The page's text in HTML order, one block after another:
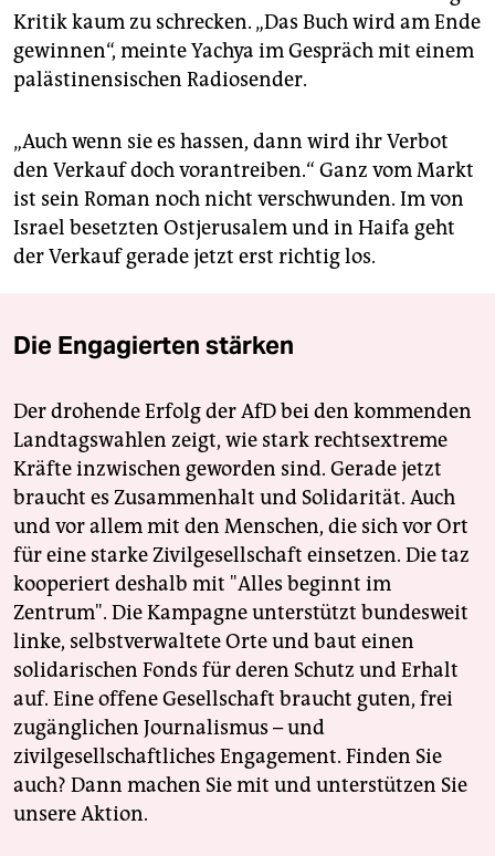
Kritik kaum zu schrecken. „Das Buch wird am Ende
gewinnen“, meinte Yachya im Gespräch mit einem
palästinensischen Radiosender.
„Auch wenn sie es hassen, dann wird ihr Verbot
den Verkauf doch vorantreiben.“ Ganz vom Markt
ist sein Roman noch nicht verschwunden. Im von
Israel besetzten Ostjerusalem und in Haifa geht
der Verkauf gerade jetzt erst richtig los.
Die Engagierten stärken
Der drohende Erfolg der AfD bei den kommenden
Landtagswahlen zeigt, wie stark rechtsextreme
Kräfte inzwischen geworden sind. Gerade jetzt
braucht es Zusammenhalt und Solidarität. Auch
und vor allem mit den Menschen, die sich vor Ort
für eine starke Zivilgesellschaft einsetzen. Die taz
kooperiert deshalb mit "Alles beginnt im
Zentrum". Die Kampagne unterstützt bundesweit
linke, selbstverwaltete Orte und baut einen
solidarischen Fonds für deren Schutz und Erhalt
auf. Eine offene Gesellschaft braucht guten, frei
zugänglichen Journalismus – und
zivilgesellschaftliches Engagement. Finden Sie
auch? Dann machen Sie mit und unterstützen Sie
unsere Aktion.